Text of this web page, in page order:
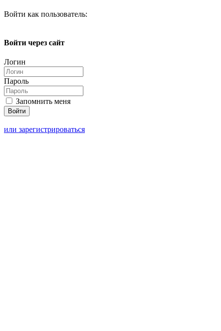
Войти как пользователь:
Войти через сайт
Логин
Пароль
Запомнить меня
или зарегистрироваться